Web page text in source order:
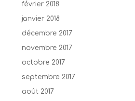
février 2018
janvier 2018
décembre 2017
novembre 2017
octobre 2017
septembre 2017
août 2017